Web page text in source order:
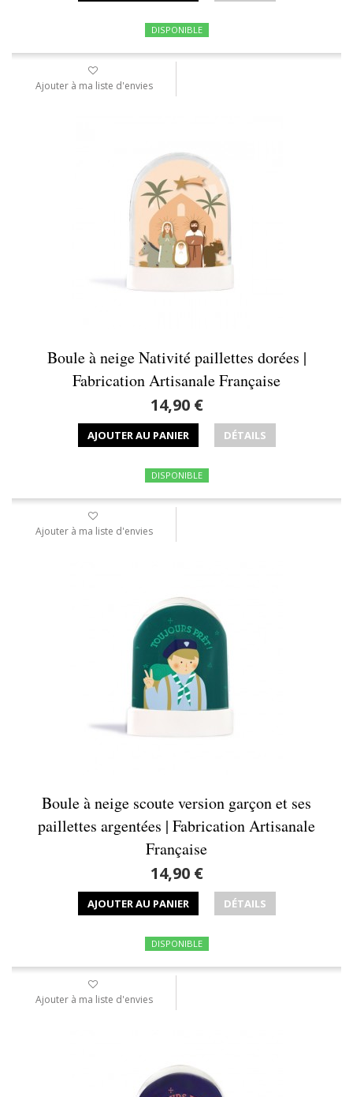
DISPONIBLE
Ajouter à ma liste d'envies
Boule à neige Nativité paillettes dorées |
Fabrication Artisanale Française
14,90 €
AJOUTER AU PANIER DÉTAILS
DISPONIBLE
Ajouter à ma liste d'envies
Boule à neige scoute version garçon et ses
paillettes argentées | Fabrication Artisanale
Française
14,90 €
AJOUTER AU PANIER DÉTAILS
DISPONIBLE
Ajouter à ma liste d'envies